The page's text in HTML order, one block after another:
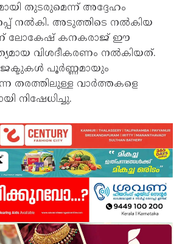
തുടരുമെന്ന് അദ്ദേഹം
നൽകി. അടുത്തിടെ നൽകിയ
ലോകേഷ് കനകരാജ് ഈ
വിശദീകരണം നൽകിയത്.
പൂർണ്ണമായും
തരത്തിലുള്ള വാർത്തകളെ
നിഷേധിച്ചു.